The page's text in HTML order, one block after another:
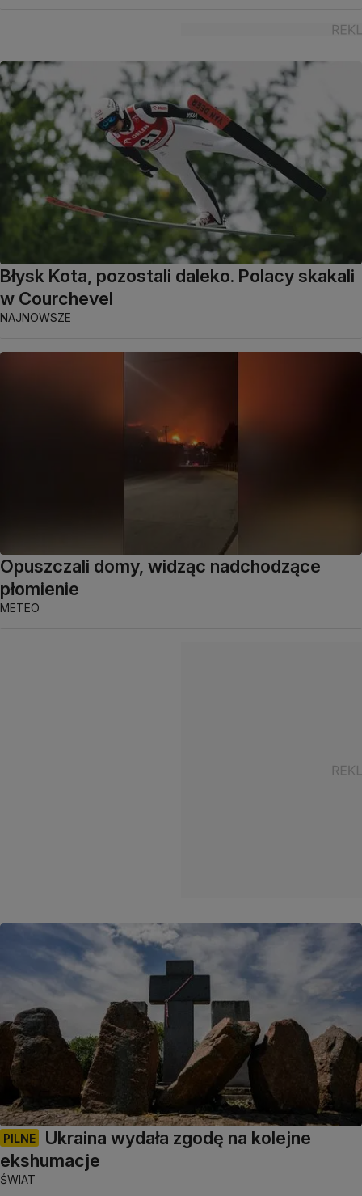
Błysk Kota, pozostali daleko. Polacy skakali
w Courchevel
NAJNOWSZE
Opuszczali domy, widząc nadchodzące
płomienie
METEO
PILNE
Ukraina wydała zgodę na kolejne
ekshumacje
ŚWIAT